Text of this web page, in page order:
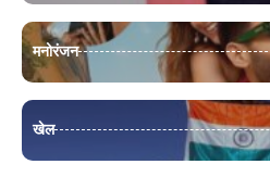
मनोरंजन
खेल